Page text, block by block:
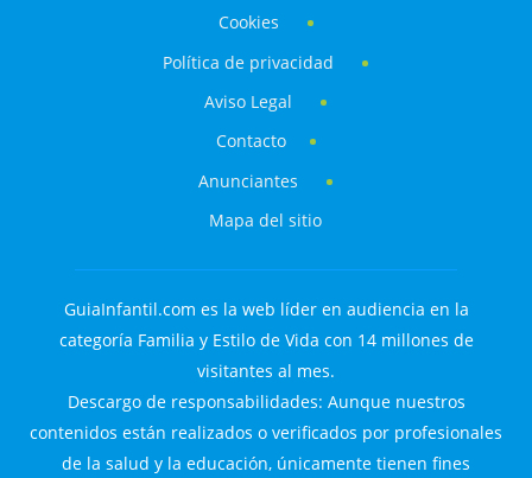
Cookies
Política de privacidad
Aviso Legal
Contacto
Anunciantes
Mapa del sitio
GuiaInfantil.com es la web líder en audiencia en la
categoría Familia y Estilo de Vida con 14 millones de
visitantes al mes.
Descargo de responsabilidades: Aunque nuestros
contenidos están realizados o verificados por profesionales
de la salud y la educación, únicamente tienen fines